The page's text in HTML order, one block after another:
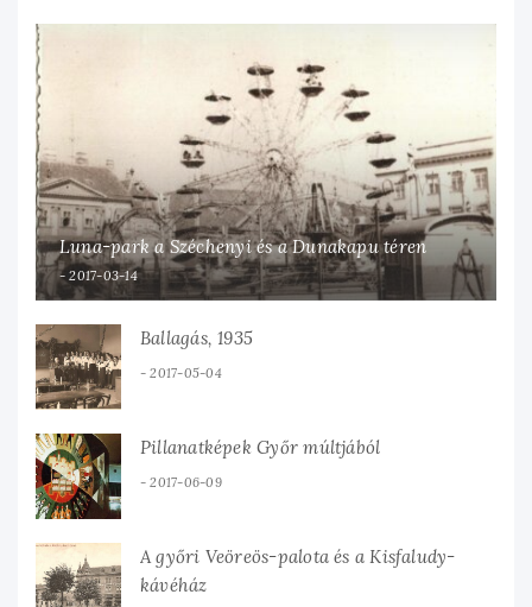
Luna-park a Széchenyi és a Dunakapu téren
2017-03-14
Ballagás, 1935
2017-05-04
Pillanatképek Győr múltjából
2017-06-09
A győri Veöreös-palota és a Kisfaludy-
kávéház